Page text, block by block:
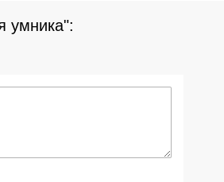
умника":